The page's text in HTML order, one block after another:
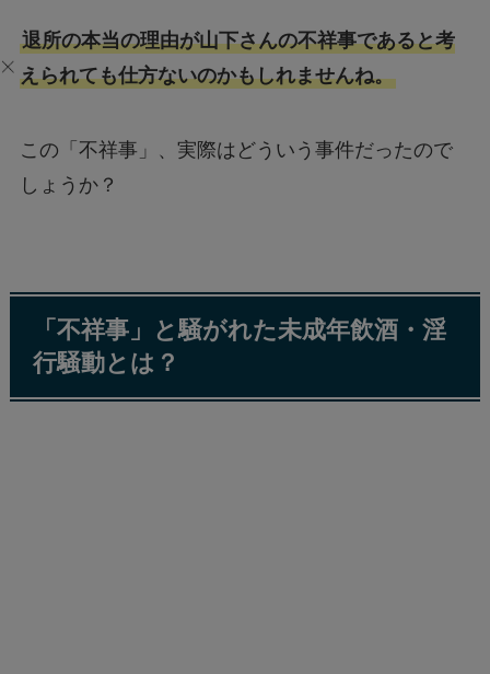
退所の本当の理由が山下さんの不祥事であると考
えられても仕方ないのかもしれませんね。
この「不祥事」、実際はどういう事件だったので
しょうか？
「不祥事」と騒がれた未成年飲酒・淫
行騒動とは？